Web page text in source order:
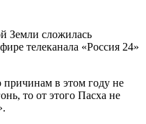
Земли сложилась
телеканала «Россия 24»
причинам в этом году не
то от этого Пасха не